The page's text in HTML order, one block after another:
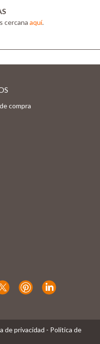
cercana aquí.
compra
de privacidad - Política de